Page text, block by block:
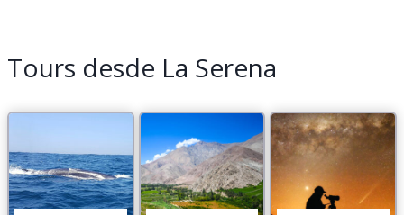
Tours desde La Serena